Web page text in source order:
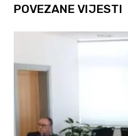
POVEZANE VIJESTI